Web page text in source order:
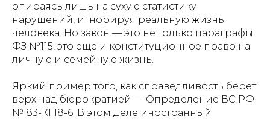
опираясь лишь на сухую статистику
нарушений, игнорируя реальную жизнь
человека. Но закон — это не только параграфы
ФЗ №115, это еще и конституционное право на
личную и семейную жизнь.
Яркий пример того, как справедливость берет
верх над бюрократией — Определение ВС РФ
№ 83-КГ18-6. В этом деле иностранный